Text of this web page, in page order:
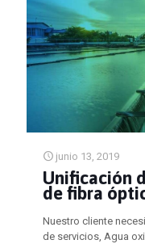
junio 13, 2019
Unificación
de fibra
Nuestro cliente
de servicios, Agua